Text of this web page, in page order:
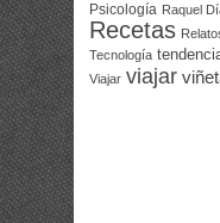
Psicología Raquel
Recetas
Tecnología
Viajar viajar